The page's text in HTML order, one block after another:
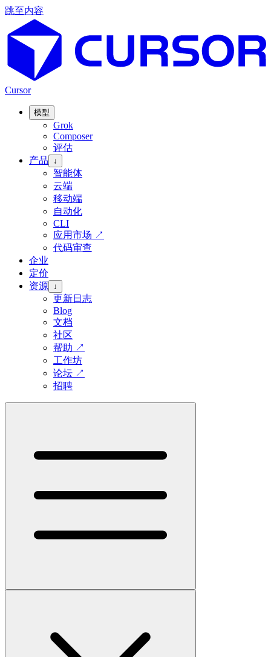
跳至内容
Cursor
模型
Grok
Composer
评估
产品
↓
智能体
云端
移动端
自动化
CLI
应用市场 ↗
代码审查
企业
定价
资源 ↓
更新日志
Blog
文档
社区
帮助 ↗
工作坊
论坛 ↗
招聘